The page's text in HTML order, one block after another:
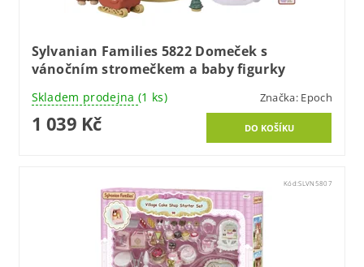
Sylvanian Families 5822 Domeček s
vánočním stromečkem a baby figurky
Skladem prodejna (1 ks) Značka: Epoch
1 039 Kč
Kód:SLVN5807